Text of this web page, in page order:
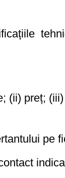
(ii) preț;
pe